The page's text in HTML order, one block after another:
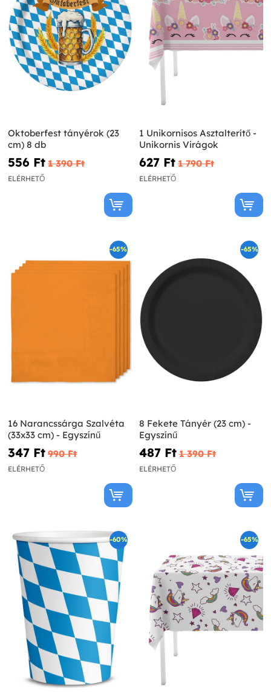
Oktoberfest tányérok (23
cm) 8 db
556 Ft‎ 1 390 Ft‎
ELÉRHETŐ
1 Unikornisos Asztalterítő -
Unikornis Virágok
627 Ft‎ 1 790 Ft‎
ELÉRHETŐ
-65%
16 Narancssárga Szalvéta
(33x33 cm) - Egyszínű
347 Ft‎ 990 Ft‎
ELÉRHETŐ
-65%
8 Fekete Tányér (23 cm) -
Egyszínű
487 Ft‎ 1 390 Ft‎
ELÉRHETŐ
-60% -65%